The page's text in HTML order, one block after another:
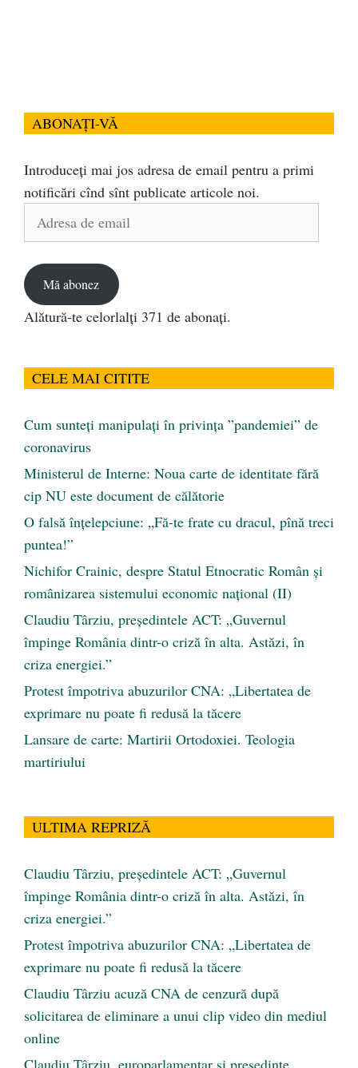
ABONAȚI-VĂ
Introduceți mai jos adresa de email pentru a primi
notificări cînd sînt publicate articole noi.
Adresa
Mă abonez
Alătură-te celorlalți 371 de abonați.
CELE MAI CITITE
Cum sunteți manipulați în privința ”pandemiei” de
coronavirus
Ministerul de Interne: Noua carte de identitate fără
cip NU este document de călătorie
O falsă înțelepciune: „Fă-te frate cu dracul, pînă treci
puntea!”
Nichifor Crainic, despre Statul Etnocratic Român şi
românizarea sistemului economic naţional (II)
Claudiu Târziu, președintele ACT: „Guvernul
împinge România dintr-o criză în alta. Astăzi, în
criza energiei.”
Protest împotriva abuzurilor CNA: „Libertatea de
exprimare nu poate fi redusă la tăcere
Lansare de carte: Martirii Ortodoxiei. Teologia
martiriului
ULTIMA REPRIZĂ
Claudiu Târziu, președintele ACT: „Guvernul
împinge România dintr-o criză în alta. Astăzi, în
criza energiei.”
Protest împotriva abuzurilor CNA: „Libertatea de
exprimare nu poate fi redusă la tăcere
Claudiu Târziu acuză CNA de cenzură după
solicitarea de eliminare a unui clip video din mediul
online
Claudiu Târziu, europarlamentar și președinte